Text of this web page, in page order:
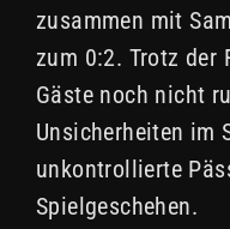
zusammen mit
zum 0:2. Trotz der
Gäste noch nicht
Unsicherheiten im
unkontrollierte
Spielgeschehen.